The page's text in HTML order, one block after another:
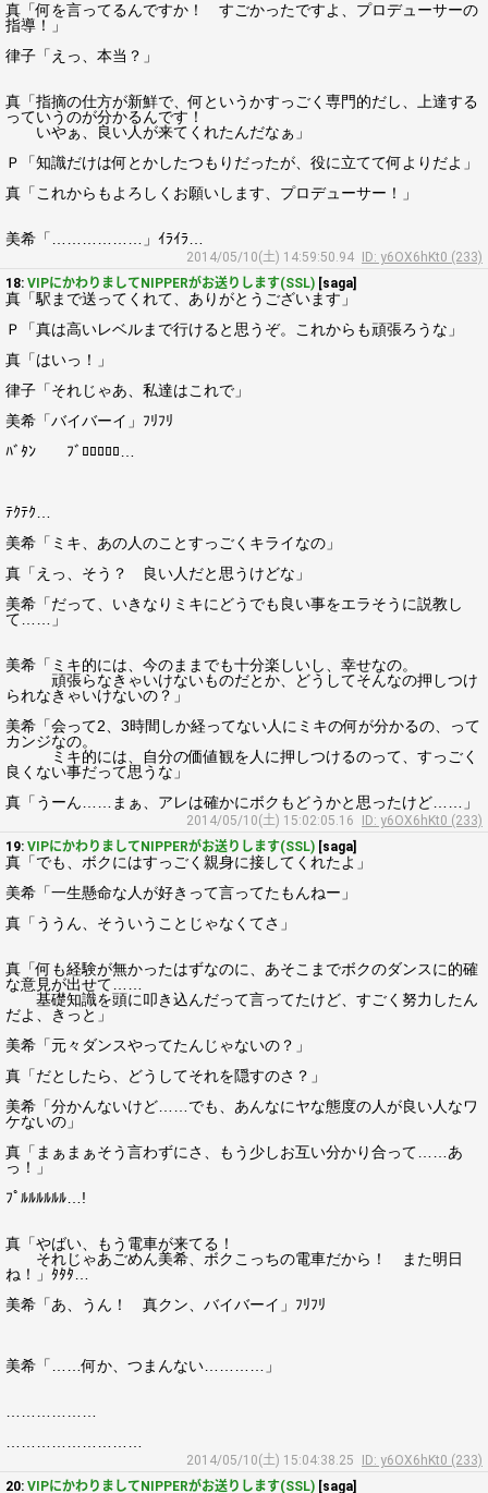
真「何を言ってるんですか！ すごかったですよ、プロデューサーの
指導！」
律子「えっ、本当？」
真「指摘の仕方が新鮮で、何というかすっごく専門的だし、上達する
っていうのが分かるんです！
いやぁ、良い人が来てくれたんだなぁ」
Ｐ「知識だけは何とかしたつもりだったが、役に立てて何よりだよ」
真「これからもよろしくお願いします、プロデューサー！」
美希「………………」ｲﾗｲﾗ…
2014/05/10(土) 14:59:50.94
ID: y6OX6hKt0 (233)
18: VIPにかわりましてNIPPERがお送りします(SSL) [saga]
真「駅まで送ってくれて、ありがとうございます」
Ｐ「真は高いレベルまで行けると思うぞ。これからも頑張ろうな」
真「はいっ！」
律子「それじゃあ、私達はこれで」
美希「バイバーイ」ﾌﾘﾌﾘ
ﾊﾞﾀﾝ ﾌﾞﾛﾛﾛﾛﾛ…
ﾃｸﾃｸ…
美希「ミキ、あの人のことすっごくキライなの」
真「えっ、そう？ 良い人だと思うけどな」
美希「だって、いきなりミキにどうでも良い事をエラそうに説教し
て……」
美希「ミキ的には、今のままでも十分楽しいし、幸せなの。
頑張らなきゃいけないものだとか、どうしてそんなの押しつけ
られなきゃいけないの？」
美希「会って2、3時間しか経ってない人にミキの何が分かるの、って
カンジなの。
ミキ的には、自分の価値観を人に押しつけるのって、すっごく
良くない事だって思うな」
真「うーん……まぁ、アレは確かにボクもどうかと思ったけど……」
2014/05/10(土) 15:02:05.16
ID: y6OX6hKt0 (233)
19: VIPにかわりましてNIPPERがお送りします(SSL) [saga]
真「でも、ボクにはすっごく親身に接してくれたよ」
美希「一生懸命な人が好きって言ってたもんねー」
真「ううん、そういうことじゃなくてさ」
真「何も経験が無かったはずなのに、あそこまでボクのダンスに的確
な意見が出せて……
基礎知識を頭に叩き込んだって言ってたけど、すごく努力したん
だよ、きっと」
美希「元々ダンスやってたんじゃないの？」
真「だとしたら、どうしてそれを隠すのさ？」
美希「分かんないけど……でも、あんなにヤな態度の人が良い人なワ
ケないの」
真「まぁまぁそう言わずにさ、もう少しお互い分かり合って……あ
っ！」
ﾌﾟﾙﾙﾙﾙﾙﾙ…!
真「やばい、もう電車が来てる！
それじゃあごめん美希、ボクこっちの電車だから！ また明日
ね！」ﾀﾀﾀ…
美希「あ、うん！ 真クン、バイバーイ」ﾌﾘﾌﾘ
美希「……何か、つまんない…………」
2014/05/10(土) 15:04:38.25
ID: y6OX6hKt0 (233)
20: VIPにかわりましてNIPPERがお送りします(SSL) [saga]